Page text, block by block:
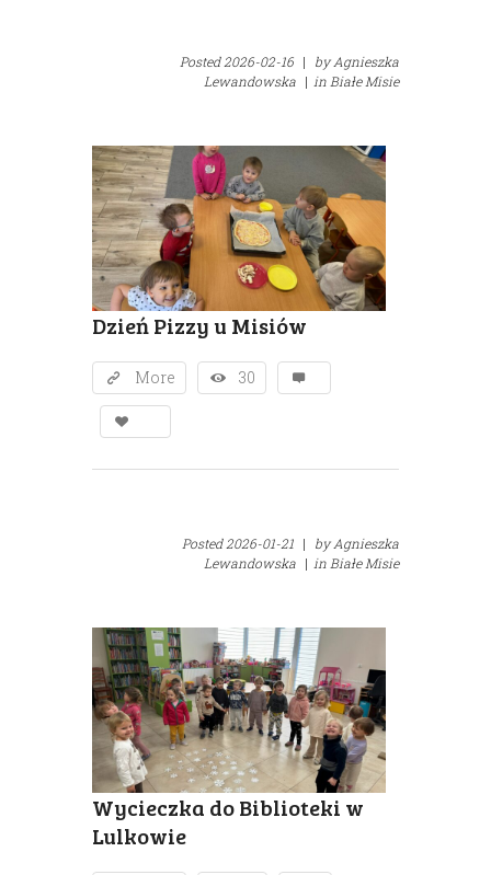
Posted2026-02-16 | byAgnieszka
Lewandowska | in Białe Misie
Dzień Pizzy u Misiów
More 30
Posted2026-01-21 | byAgnieszka
Lewandowska | in Białe Misie
Wycieczka do Biblioteki w
Lulkowie